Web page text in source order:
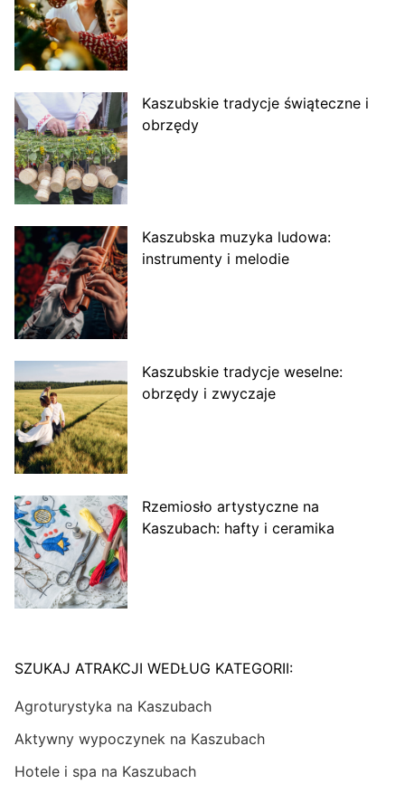
Kaszubskie tradycje świąteczne i
obrzędy
Kaszubska muzyka ludowa:
instrumenty i melodie
Kaszubskie tradycje weselne:
obrzędy i zwyczaje
Rzemiosło artystyczne na
Kaszubach: hafty i ceramika
SZUKAJ ATRAKCJI WEDŁUG KATEGORII:
Agroturystyka na Kaszubach
Aktywny wypoczynek na Kaszubach
Hotele i spa na Kaszubach